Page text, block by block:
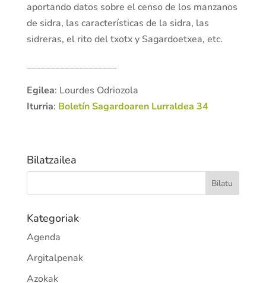
aportando datos sobre el censo de los manzanos
de sidra, las características de la sidra, las
sidreras, el rito del txotx y Sagardoetxea, etc.
___________________
Egilea: Lourdes Odriozola
Iturria: Boletín Sagardoaren Lurraldea 34
Bilatzailea
Kategoriak
Agenda
Argitalpenak
Azokak